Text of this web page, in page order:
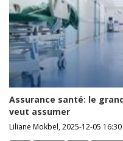
Assurance santé: le
veut assumer
Liliane Mokbel, 2025-12-05